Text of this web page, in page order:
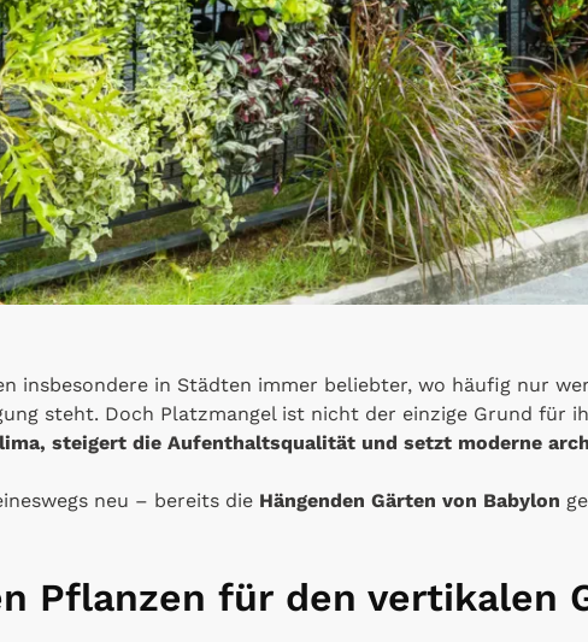
insbesondere in Städten immer beliebter, wo häufig nur
steht. Doch Platzmangel ist nicht der einzige Grund für
steigert die Aufenthaltsqualität und setzt moderne
neu – bereits die Hängenden Gärten von Babylon
Pflanzen für den vertikalen